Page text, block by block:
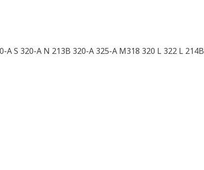
S 320-A N 213B 320-A 325-A M318 320 L 322 L